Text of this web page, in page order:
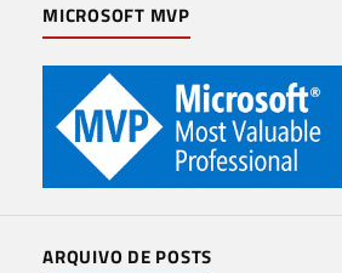
MICROSOFT MVP
ARQUIVO DE POSTS